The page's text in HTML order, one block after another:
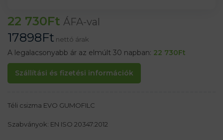
22 730Ft ÁFA-val
17898Ft nettó árak
A legalacsonyabb ár az elmúlt 30 napban: 22 730Ft
Szállítási és fizetési információk
Téli csizma EVO GUMOFILC
Szabványok: EN ISO 20347:2012